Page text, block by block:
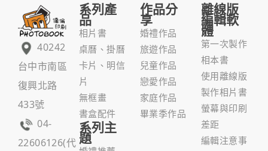
40242
台中市南區
復興北路
433號
04-
22606126(代
系列產
品
相片書
桌曆、掛曆
卡片、明信
片
無框畫
書盒配件
系列主
題
作品分
享
婚禮作品
旅遊作品
兒童作品
戀愛作品
家庭作品
畢業季作品
離線版
編輯軟
體
第一次製作
相本書
使用離線版
製作相片書
螢幕與印刷
差距
編輯注意事